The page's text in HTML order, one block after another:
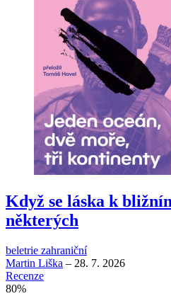
Když se láska k
některých
beletrie zahraniční
Martin Liška – 28. 7. 2026
Recenze
80%